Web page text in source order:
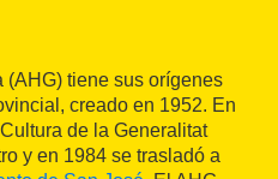
(AHG) tiene sus orígenes
creado en 1952. En
de la Generalitat
y en 1984 se trasladó a